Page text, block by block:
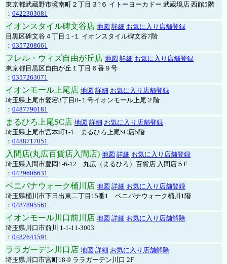
東京都武蔵野市境南町２丁目３?６ イトーヨーカドー 武蔵境店 西館5階
： 0422303081
イオンスタイル碑文谷店 地図 詳細 お気に入り店舗登録
目黒区碑文谷４丁目１-１ イオンスタイル碑文谷7階
： 0357208661
フレル・ウィズ自由が丘店 地図 詳細 お気に入り店舗登録
東京都目黒区自由が丘１丁目６番９号
： 0357263071
イオンモール上尾店 地図 詳細 お気に入り店舗登録
埼玉県上尾市愛宕3丁目8-１号イオンモール上尾２階
： 0487790181
まるひろ上尾SC店 地図 詳細 お気に入り店舗登録
埼玉県上尾市宮本町1-1 まるひろ上尾SC店5階
： 0488717051
入間店(丸広百貨店入間店) 地図 詳細 お気に入り店舗登録
埼玉県入間市豊岡1-6-12 丸広（まるひろ）百貨店 入間店５F
： 0429606631
ベニバナウォーク桶川店 地図 詳細 お気に入り店舗登録
埼玉県桶川市下日出東二丁目15番1 ベニバナウォーク桶川1階
： 0487895561
イオンモール川口前川店 地図 詳細 お気に入り店舗解除
埼玉県川口市前川 1-1-11-3003
： 0482641591
ララガーデン川口店 地図 詳細 お気に入り店舗解除
埼玉県川口市宮町18-9 ララガーデン川口 2F